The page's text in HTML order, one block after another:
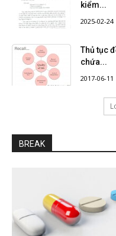
kiểm...
2025-02-24
Thủ tục
chứa...
2017-06-11
BREAK